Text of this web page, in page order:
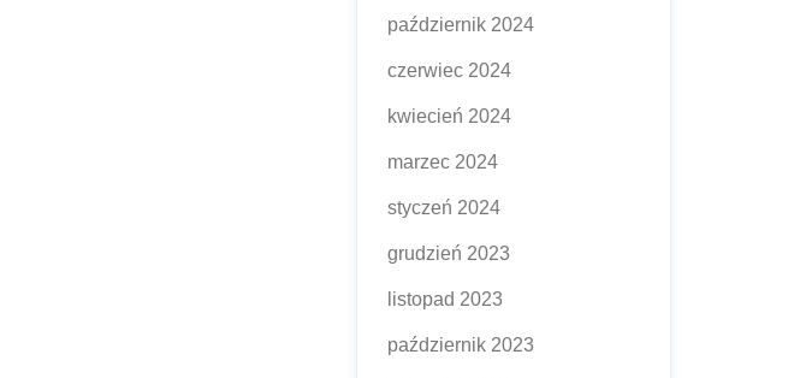
październik 2024
czerwiec 2024
kwiecień 2024
marzec 2024
styczeń 2024
grudzień 2023
listopad 2023
październik 2023